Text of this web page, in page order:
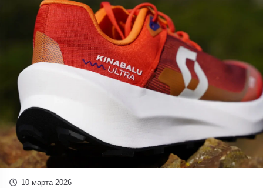
10 марта 2026